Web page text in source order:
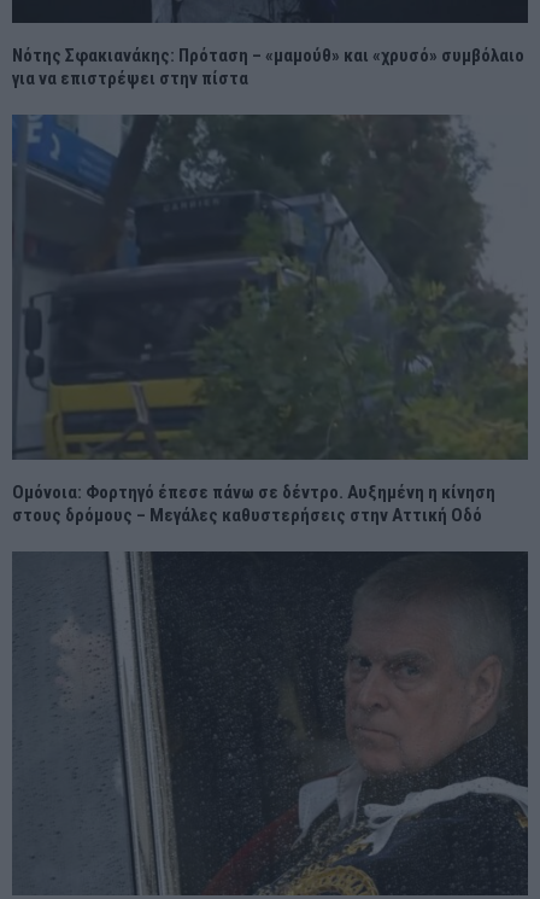
Νότης Σφακιανάκης: Πρόταση – «μαμούθ» και «χρυσό» συμβόλαιο
για να επιστρέψει στην πίστα
Ομόνοια: Φορτηγό έπεσε πάνω σε δέντρο. Αυξημένη η κίνηση
στους δρόμους – Μεγάλες καθυστερήσεις στην Αττική Οδό